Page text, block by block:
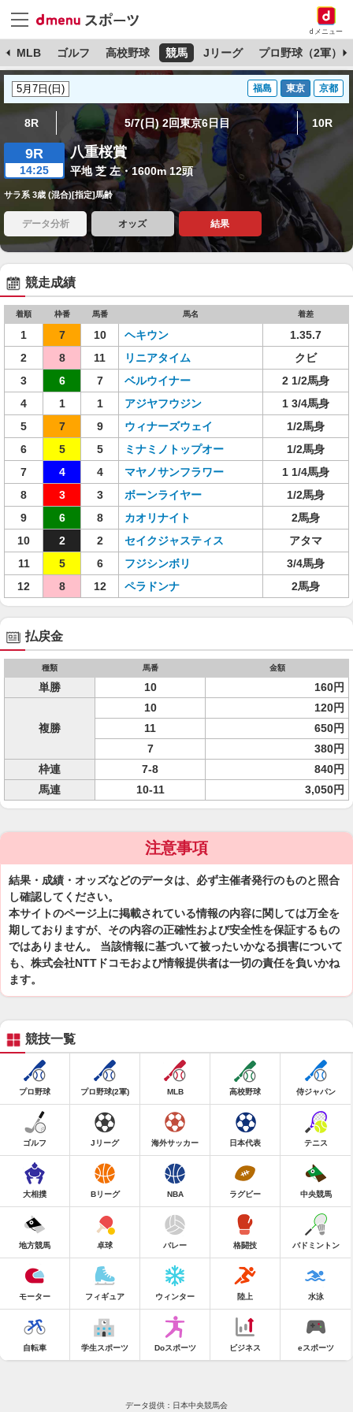
dメニュー
MLB ゴルフ 高校野球 競馬 Jリーグ プロ野球（2軍）
福島 東京 京都
8R 5/7(日) 2回東京6日目 10R
9R
14:25
八重桜賞
平地 芝 左・1600m 12頭
サラ系 3歳 (混合)[指定]馬齢
データ分析 オッズ 結果
競走成績
着順 枠番 馬番 馬名 着差
1 7 10 ヘキウン
1.35.7
2
8 11 リニアタイム
クビ
3
6 7 ベルウイナー
2 1/2馬身
4
1 1 アジヤフウジン
1 3/4馬身
5
7 9 ウィナーズウェイ
1/2馬身
6
5 5 ミナミノトップオー
1/2馬身
7
4 4 マヤノサンフラワー
1 1/4馬身
8
3 3 ボーンライヤー
1/2馬身
9
6 8 カオリナイト
2馬身
10
2 2 セイクジャスティス
アタマ
11
5 6 フジシンボリ
3/4馬身
12
8 12 ペラドンナ 2馬身
払戻金
種類 馬番 金額
単勝 10 160円
複勝
10
120円
11
650円
7
380円
枠連
7-8
840円
馬連
10-11 3,050円
注意事項
結果・成績・オッズなどのデータは、必ず主催者発行のものと照合
し確認してください。
本サイトのページ上に掲載されている情報の内容に関しては万全を
期しておりますが、その内容の正確性および安全性を保証するもの
ではありません。 当該情報に基づいて被ったいかなる損害について
も、株式会社NTTドコモおよび情報提供者は一切の責任を負いかね
ます。
競技一覧
プロ野球 プロ野球(2軍) MLB 高校野球 侍ジャパン
ゴルフ Jリーグ 海外サッカー 日本代表 テニス
大相撲 Bリーグ NBA ラグビー 中央競馬
地方競馬 卓球 バレー 格闘技 バドミントン
モーター フィギュア ウィンター 陸上 水泳
自転車 学生スポーツ Doスポーツ ビジネス eスポーツ
データ提供：日本中央競馬会